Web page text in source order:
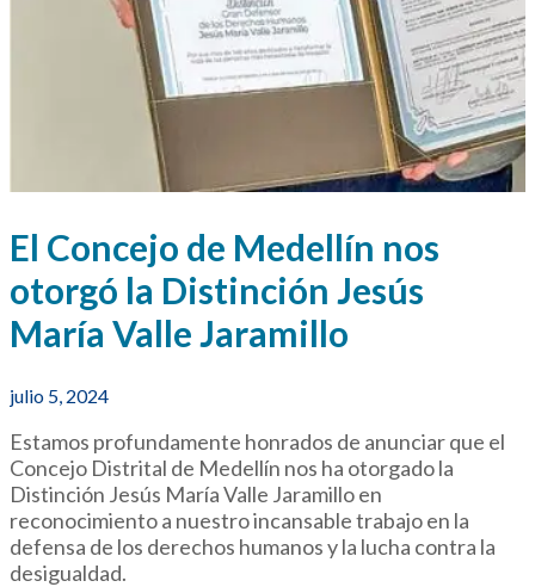
El Concejo de Medellín nos
otorgó la Distinción Jesús
María Valle Jaramillo
julio 5, 2024
Estamos profundamente honrados de anunciar que el
Concejo Distrital de Medellín nos ha otorgado la
Distinción Jesús María Valle Jaramillo en
reconocimiento a nuestro incansable trabajo en la
defensa de los derechos humanos y la lucha contra la
desigualdad.